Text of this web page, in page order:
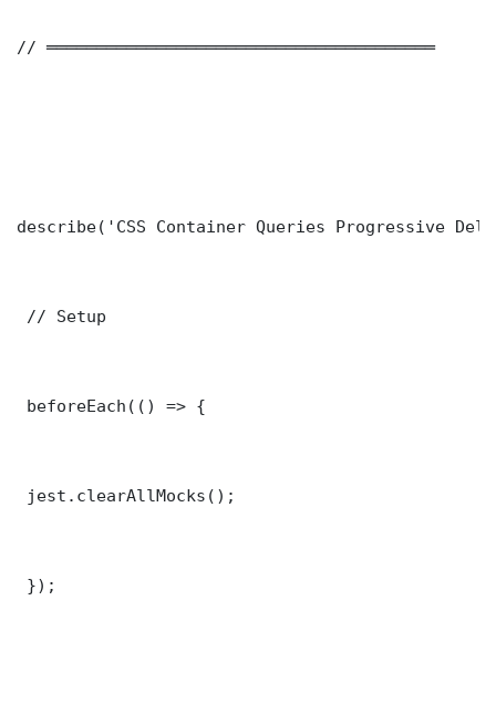
// ═══════════════════════════════════════
describe('CSS Container Queries Progressive
// Setup
beforeEach(() => {
jest.clearAllMocks();
});